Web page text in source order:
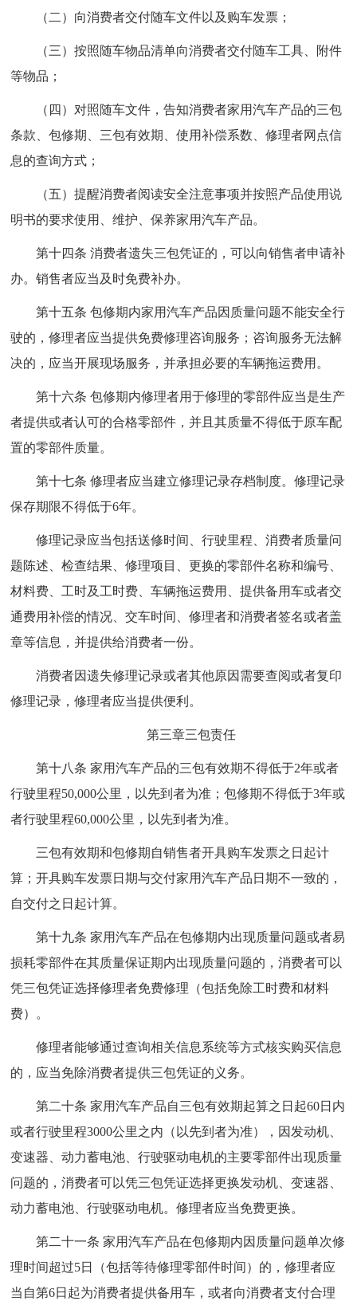
（二）向消费者交付随车文件以及购车发票；
（三）按照随车物品清单向消费者交付随车工具、附件
等物品；
（四）对照随车文件，告知消费者家用汽车产品的三包
条款、包修期、三包有效期、使用补偿系数、修理者网点信
息的查询方式；
（五）提醒消费者阅读安全注意事项并按照产品使用说
明书的要求使用、维护、保养家用汽车产品。
第十四条 消费者遗失三包凭证的，可以向销售者申请补
办。销售者应当及时免费补办。
第十五条 包修期内家用汽车产品因质量问题不能安全行
驶的，修理者应当提供免费修理咨询服务；咨询服务无法解
决的，应当开展现场服务，并承担必要的车辆拖运费用。
第十六条 包修期内修理者用于修理的零部件应当是生产
者提供或者认可的合格零部件，并且其质量不得低于原车配
置的零部件质量。
第十七条 修理者应当建立修理记录存档制度。修理记录
保存期限不得低于6年。
修理记录应当包括送修时间、行驶里程、消费者质量问
题陈述、检查结果、修理项目、更换的零部件名称和编号、
材料费、工时及工时费、车辆拖运费用、提供备用车或者交
通费用补偿的情况、交车时间、修理者和消费者签名或者盖
章等信息，并提供给消费者一份。
消费者因遗失修理记录或者其他原因需要查阅或者复印
修理记录，修理者应当提供便利。
第三章三包责任
第十八条 家用汽车产品的三包有效期不得低于2年或者
行驶里程50,000公里，以先到者为准；包修期不得低于3年或
者行驶里程60,000公里，以先到者为准。
三包有效期和包修期自销售者开具购车发票之日起计
算；开具购车发票日期与交付家用汽车产品日期不一致的，
自交付之日起计算。
第十九条 家用汽车产品在包修期内出现质量问题或者易
损耗零部件在其质量保证期内出现质量问题的，消费者可以
凭三包凭证选择修理者免费修理（包括免除工时费和材料
费）。
修理者能够通过查询相关信息系统等方式核实购买信息
的，应当免除消费者提供三包凭证的义务。
第二十条 家用汽车产品自三包有效期起算之日起60日内
或者行驶里程3000公里之内（以先到者为准），因发动机、
变速器、动力蓄电池、行驶驱动电机的主要零部件出现质量
问题的，消费者可以凭三包凭证选择更换发动机、变速器、
动力蓄电池、行驶驱动电机。修理者应当免费更换。
第二十一条 家用汽车产品在包修期内因质量问题单次修
理时间超过5日（包括等待修理零部件时间）的，修理者应
当自第6日起为消费者提供备用车，或者向消费者支付合理